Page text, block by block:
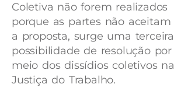
Coletiva não forem realizados
porque as partes não aceitam
a proposta, surge uma terceira
possibilidade de resolução por
meio dos dissídios coletivos na
Justiça do Trabalho.